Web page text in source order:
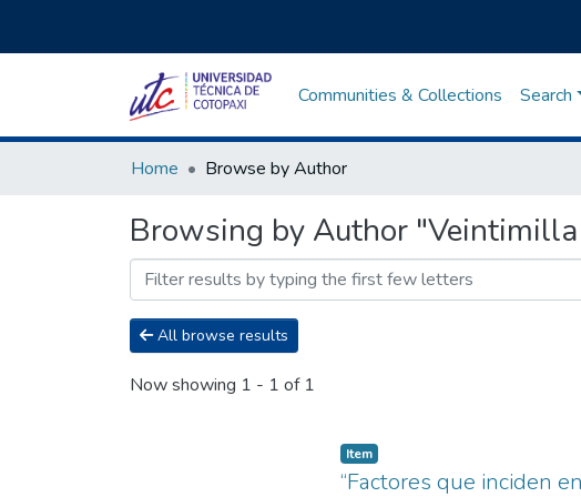
Communities & Collections Search
Home Browse by Author
Browsing by Author
All browse results
Now showing 1 - 1 of 1
Item
“Factores que inciden